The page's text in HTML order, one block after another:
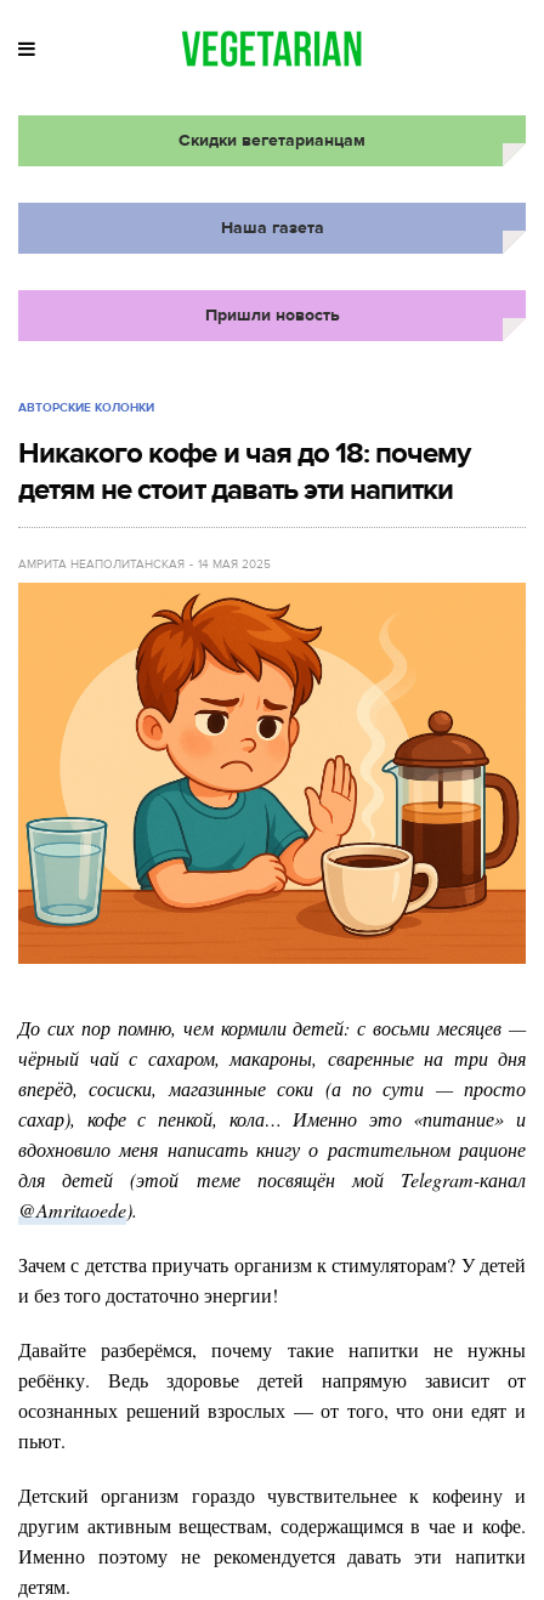
Скидки вегетарианцам
Наша газета
Пришли новость
АВТОРСКИЕ КОЛОНКИ
Никакого кофе и чая до 18: почему
детям не стоит давать эти напитки
АМРИТА НЕАПОЛИТАНСКАЯ 14 МАЯ 2025
До сих пор помню, чем кормили детей: с восьми месяцев —
чёрный чай с сахаром, макароны, сваренные на три дня
вперёд, сосиски, магазинные соки (а по сути — просто
сахар), кофе с пенкой, кола… Именно это «питание» и
вдохновило меня написать книгу о растительном рационе
для детей (этой теме посвящён мой Telegram-канал
@Amritaoede).
Зачем с детства приучать организм к стимуляторам? У детей
и без того достаточно энергии!
Давайте разберёмся, почему такие напитки не нужны
ребёнку. Ведь здоровье детей напрямую зависит от
осознанных решений взрослых — от того, что они едят и
пьют.
Детский организм гораздо чувствительнее к кофеину и
другим активным веществам, содержащимся в чае и кофе.
Именно поэтому не рекомендуется давать эти напитки
детям.